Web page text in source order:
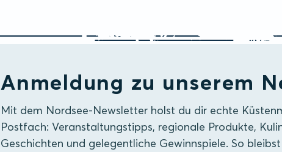
Anmeldung zu unserem
Mit dem Nordsee-Newsletter holst du dir echte
Postfach: Veranstaltungstipps, regionale Produkte,
Geschichten und gelegentliche Gewinnspiele. So